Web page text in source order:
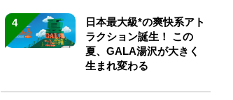
4
日本最大級*の爽快系アト
ラクション誕生！ この
夏、GALA湯沢が大きく
生まれ変わる